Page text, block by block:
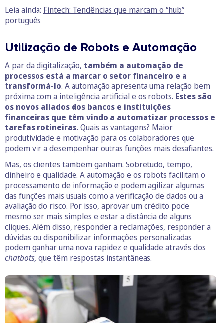
Leia ainda: Fintech: Tendências que marcam o “hub”
português
Utilização de Robots e Automação
A par da digitalização, também a automação de
processos está a marcar o setor financeiro e a
transformá-lo. A automação apresenta uma relação bem
próxima com a inteligência artificial e os robots. Estes são
os novos aliados dos bancos e instituições
financeiras que têm vindo a automatizar processos e
tarefas rotineiras.Quais as vantagens? Maior
produtividade e motivação para os colaboradores que
podem vir a desempenhar outras funções mais desafiantes.
Mas, os clientes também ganham. Sobretudo, tempo,
dinheiro e qualidade. A automação e os robots facilitam o
processamento de informação e podem agilizar algumas
das funções mais usuais como a verificação de dados ou a
avaliação do risco. Por isso, aprovar um crédito pode
mesmo ser mais simples e estar a distância de alguns
cliques. Além disso, responder a reclamações, responder a
dúvidas ou disponibilizar informações personalizadas
podem ganhar uma nova rapidez e qualidade através dos
chatbots, que têm respostas instantâneas.